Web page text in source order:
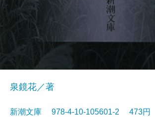
泉鏡花／著
新潮文庫 978-4-10-105601-2 473円